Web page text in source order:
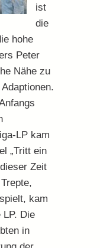
ist
die
hohe
Peter
Nähe zu
LP kam
„Tritt ein
Zeit
kam
Die
in